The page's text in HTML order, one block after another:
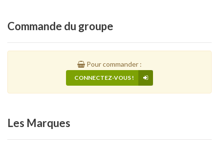
Commande du groupe
Pour commander :
CONNECTEZ-VOUS !
Les Marques